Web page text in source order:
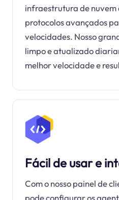
infraestrutura de nuvem
protocolos avançados
velocidades. Nosso
limpo e atualizado
melhor velocidade e
Fácil de usar e
Com o nosso painel de